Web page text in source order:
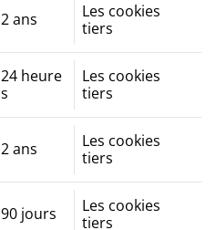
2 ans
Les cookies
tiers
24 heure
s
Les cookies
tiers
2 ans
Les cookies
tiers
90 jours
Les cookies
tiers